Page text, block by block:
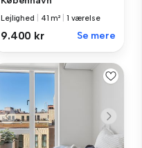
Lejlighed 41 m² 1 værelse
9.400 kr Se mere